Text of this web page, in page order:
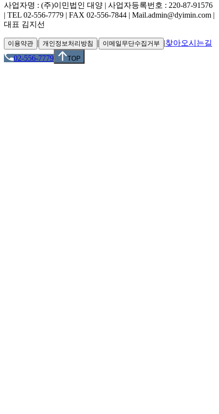
사업자명 : (주)이민법인 대양 | 사업자등록번호 : 220-87-91576
| TEL 02-556-7779 | FAX 02-556-7844 | Mail.admin@dyimin.com |
대표 김지선
이용약관 | 개인정보처리방침 | 이메일무단수집거부 |찾아오시는길
02-556-7779
TOP